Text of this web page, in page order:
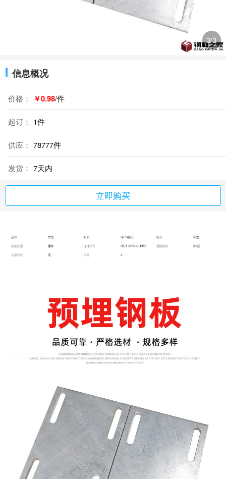
3/3
信息概况
价格： ￥0.98/件
起订： 1件
供应： 78777件
发货： 7天内
立即购买